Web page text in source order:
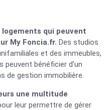
qui peuvent
My Foncia.fr. Des studios
et des immeubles,
bénéficier d’un
de gestion immobilière.
une multitude
leur permettre de gérer